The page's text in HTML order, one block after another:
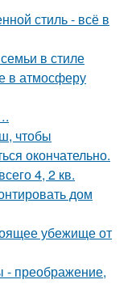
стиль - всё в
в стиле
в атмосферу
чтобы
окончательно.
4, 2 кв.
дом
убежище от
- преображение,